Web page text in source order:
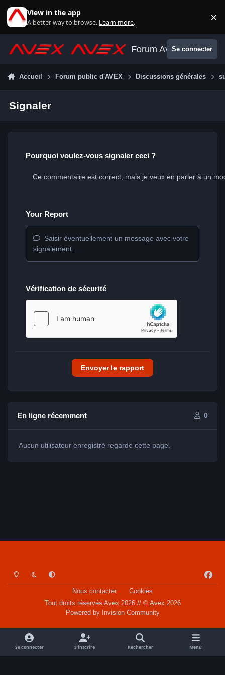
View in the app
A better way to browse. Learn more. ×
Forum AvexSe connecter
Accueil Forum public d'AVEX Discussions générales
Signaler
Pourquoi voulez-vous signaler ceci ?
Your Report
Saisir éventuellement un message avec votre
signalement.
Vérification de sécurité
Envoyer le rapport
En ligne récemment 0
Aucun utilisateur enregistré regarde cette page.
Light ModeDark ModeSystem Preference
a
o
k
Nous contacter
Cookies
Tout droits réservés Avex 2026 // © Avex 2026
Powered by Invision Community
Se connecter S’inscrire Rechercher Menu